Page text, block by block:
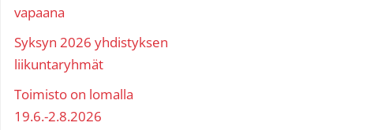
vapaana
Syksyn 2026 yhdistyksen
liikuntaryhmät
Toimisto on lomalla
19.6.-2.8.2026